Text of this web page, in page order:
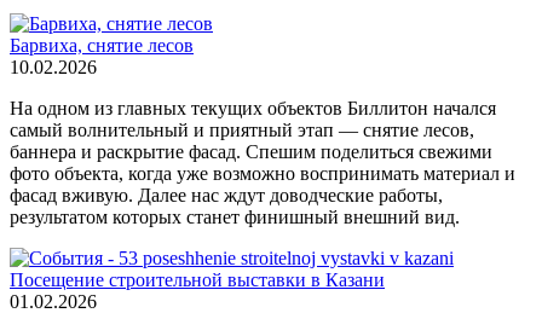
Барвиха, снятие лесов
10.02.2026
На одном из главных текущих объектов Биллитон начался
самый волнительный и приятный этап — снятие лесов,
баннера и раскрытие фасад. Спешим поделиться свежими
фото объекта, когда уже возможно воспринимать материал и
фасад вживую. Далее нас ждут доводческие работы,
результатом которых станет финишный внешний вид.
Посещение строительной выставки в Казани
01.02.2026